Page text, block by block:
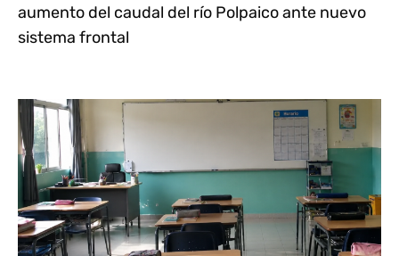
aumento del caudal del río Polpaico ante nuevo
sistema frontal